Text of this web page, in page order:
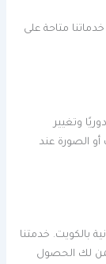
متاحة على
وتغيير
الصورة عند
بالكويت. خدمتنا
لك الحصول